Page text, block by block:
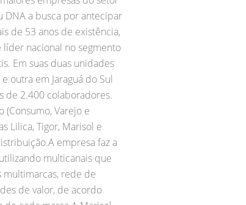
DNA a busca por antecipar
de 53 anos de existência,
nacional no segmento
Em suas duas unidades
outra em Jaraguá do Sul
de 2.400 colaboradores.
Varejo e
Lilica, Tigor, Marisol e
empresa faz a
multicanais que
rede de
de valor, de acordo